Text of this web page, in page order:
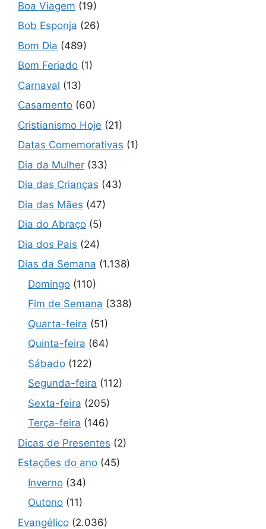
Boa Viagem (19)
Bob Esponja (26)
Bom Dia (489)
Bom Feriado (1)
Carnaval (13)
Casamento (60)
Cristianismo Hoje (21)
Datas Comemorativas (1)
Dia da Mulher (33)
Dia das Crianças (43)
Dia das Mães (47)
Dia do Abraço (5)
Dia dos Pais (24)
Dias da Semana (1.138)
Domingo (110)
Fim de Semana (338)
Quarta-feira (51)
Quinta-feira (64)
Sábado (122)
Segunda-feira (112)
Sexta-feira (205)
Terça-feira (146)
Dicas de Presentes (2)
Estações do ano (45)
Inverno (34)
Outono (11)
Evangélico (2.036)